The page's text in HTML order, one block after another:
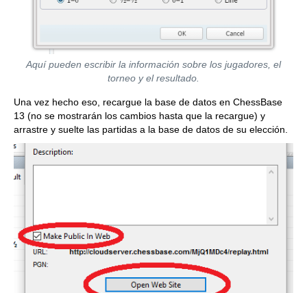
Aquí pueden escribir la información sobre los jugadores, el
torneo y el resultado.
Una vez hecho eso, recargue la base de datos en ChessBase
13 (no se mostrarán los cambios hasta que la recargue) y
arrastre y suelte las partidas a la base de datos de su elección.